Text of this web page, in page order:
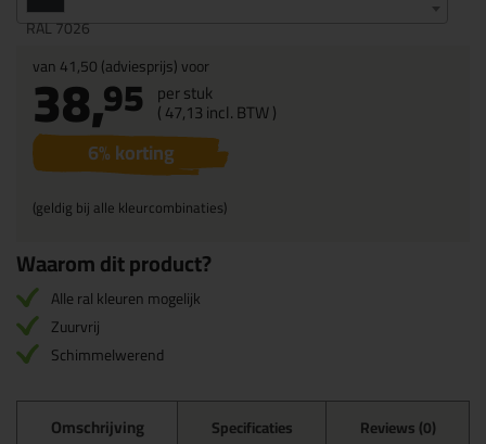
RAL 7026
van41,50(adviesprijs) voor
38,95 per stuk
(47,13incl. BTW )
6% korting
(geldig bij alle kleurcombinaties)
Waarom dit product?
Alle ral kleuren mogelijk
Zuurvrij
Schimmelwerend
Omschrijving Specificaties Reviews (0)